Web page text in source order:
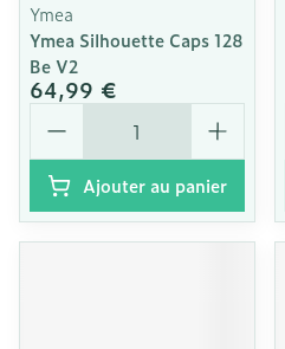
Ymea
Ymea Silhouette Caps 128
Be V2
64,99 €
Quantité
Ajouter au panier